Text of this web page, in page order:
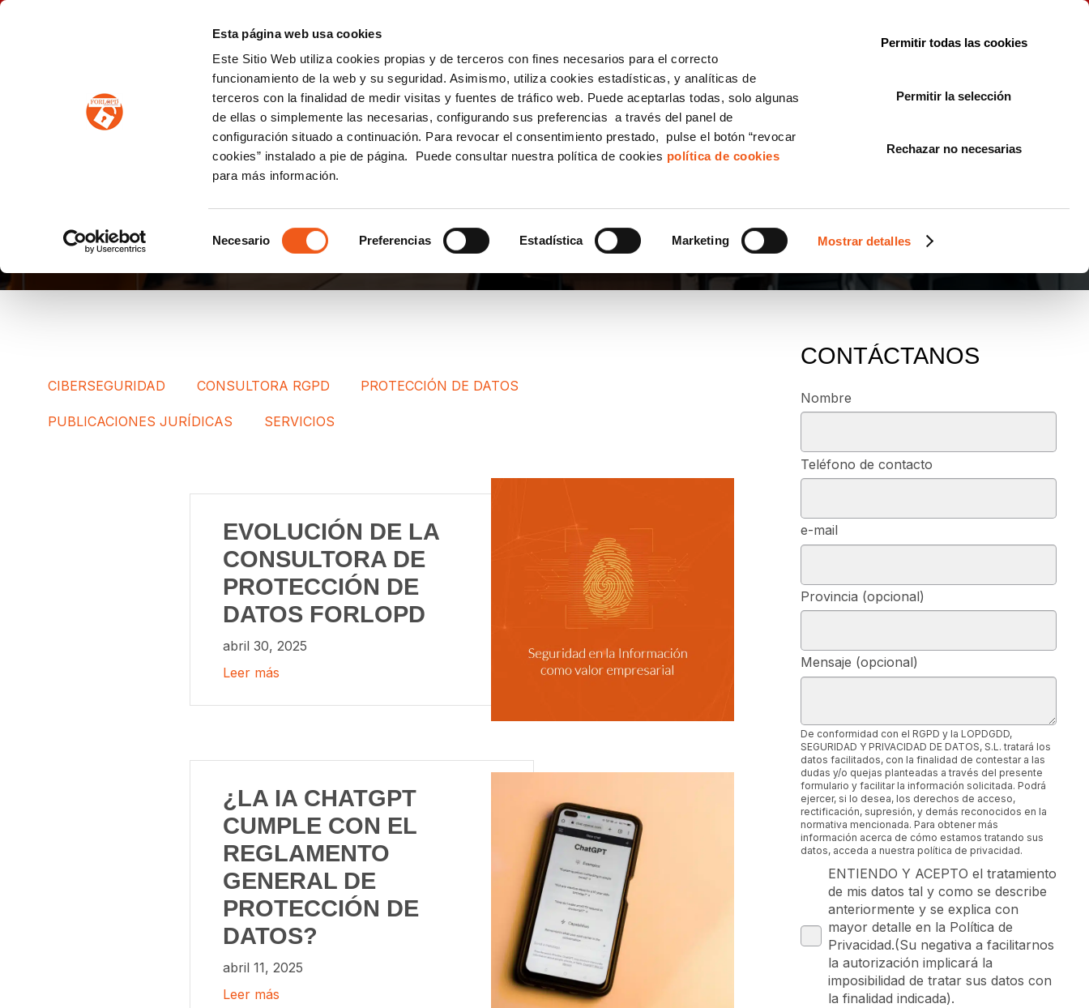
Esta página web usa cookies
Este Sitio Web utiliza cookies propias y de terceros con fines necesarios para el correcto
funcionamiento de la web y su seguridad. Asimismo, utiliza cookies estadísticas, y analíticas de
terceros con la finalidad de medir visitas y fuentes de tráfico web. Puede aceptarlas todas, solo algunas
de ellas o simplemente las necesarias, configurando sus preferencias a través del panel de
configuración situado a continuación. Para revocar el consentimiento prestado, pulse el botón “revocar
cookies” instalado a pie de página. Puede consultar nuestra política de cookies política de cookies
para más información.
de
Necesario Preferencias Estadística Marketing Mostrar detalles
Permitir todas las cookies
Permitir la selección
Rechazar no necesarias
PROTECCION DE DATOS IGUALDAD CONSULTORÍA ECOMMERCE LSSI CANAL DENUNCIAS
PROTECCIONDEDATOS
CIBERSEGURIDAD CONSULTORA RGPD PROTECCIÓN DE DATOS
PUBLICACIONES JURÍDICAS SERVICIOS
EVOLUCIÓN DE LA
CONSULTORA DE
PROTECCIÓN DE
DATOS FORLOPD
abril 30, 2025
Leer más
¿LA IA CHATGPT
CUMPLE CON EL
REGLAMENTO
GENERAL DE
PROTECCIÓN DE
DATOS?
abril 11, 2025
Leer más
CONTÁCTANOS
Nombre
Teléfono de contacto
e-mail
Provincia (opcional)
Mensaje (opcional)
De conformidad con el RGPD y la LOPDGDD,
SEGURIDAD Y PRIVACIDAD DE DATOS, S.L. tratará los
datos facilitados, con la finalidad de contestar a las
dudas y/o quejas planteadas a través del presente
formulario y facilitar la información solicitada. Podrá
ejercer, si lo desea, los derechos de acceso,
rectificación, supresión, y demás reconocidos en la
normativa mencionada. Para obtener más
información acerca de cómo estamos tratando sus
datos, acceda a nuestra política de privacidad.
ENTIENDO Y ACEPTO el tratamiento
de mis datos tal y como se describe
anteriormente y se explica con
mayor detalle en la Política de
Privacidad.(Su negativa a facilitarnos
la autorización implicará la
imposibilidad de tratar sus datos con
la finalidad indicada).